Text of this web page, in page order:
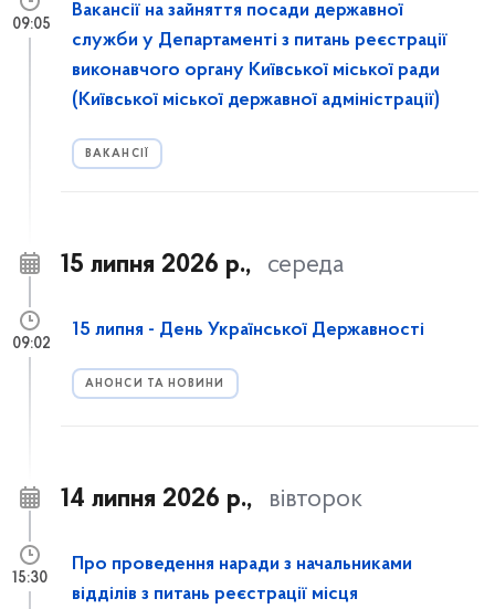
Вакансії на зайняття посади державної
служби у Департаменті з питань реєстрації
виконавчого органу Київської міської ради
(Київської міської державної адміністрації)
ВАКАНСІЇ
09:05
15 липня 2026 р., середа
15 липня - День Української Державності
АНОНСИ ТА НОВИНИ
09:02
14 липня 2026 р., вівторок
Про проведення наради з начальниками
відділів з питань реєстрації місця
15:30